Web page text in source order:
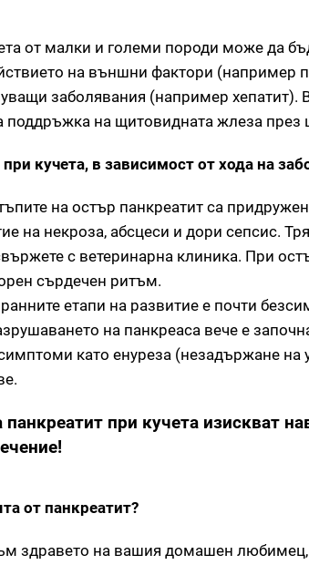
от малки и големи породи може да
на външни фактори (например
заболявания (например хепатит).
поддръжка на щитовидната жлеза
кучета, в зависимост от хода на
на остър панкреатит са
на некроза, абсцеси и дори сепсис.
с ветеринарна клиника. При
сърдечен ритъм.
етапи на развитие е почти
на панкреаса вече е
като енуреза (незадържане
при кучета изискват
от панкреатит?
здравето на вашия домашен